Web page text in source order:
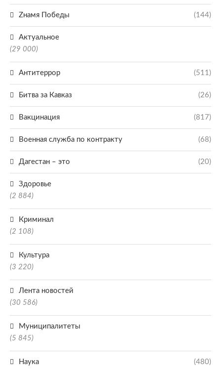
Zнамя Победы (144)
Актуальное
(29 000)
Антитеррор (511)
Битва за Кавказ (26)
Вакцинация (817)
Военная служба по контракту (68)
Дагестан – это (20)
Здоровье
(2 884)
Криминал
(2 108)
Культура
(3 220)
Лента новостей
(30 586)
Муниципалитеты
(5 845)
Наука (480)